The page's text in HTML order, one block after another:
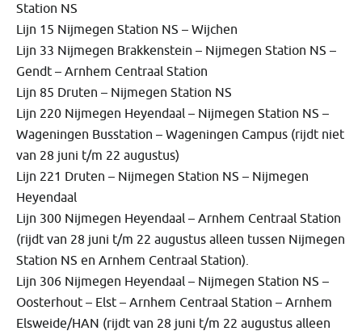
Station NS
Lijn 15 Nijmegen Station NS – Wijchen
Lijn 33 Nijmegen Brakkenstein – Nijmegen Station NS –
Gendt – Arnhem Centraal Station
Lijn 85 Druten – Nijmegen Station NS
Lijn 220 Nijmegen Heyendaal – Nijmegen Station NS –
Wageningen Busstation – Wageningen Campus (rijdt niet
van 28 juni t/m 22 augustus)
Lijn 221 Druten – Nijmegen Station NS – Nijmegen
Heyendaal
Lijn 300 Nijmegen Heyendaal – Arnhem Centraal Station
(rijdt van 28 juni t/m 22 augustus alleen tussen Nijmegen
Station NS en Arnhem Centraal Station).
Lijn 306 Nijmegen Heyendaal – Nijmegen Station NS –
Oosterhout – Elst – Arnhem Centraal Station – Arnhem
Elsweide/HAN (rijdt van 28 juni t/m 22 augustus alleen